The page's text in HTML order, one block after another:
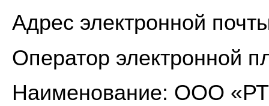
Адрес электронной
Оператор электронной
Наименование: ООО